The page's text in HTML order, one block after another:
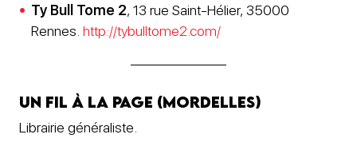
Ty Bull Tome 2, 13 rue Saint-Hélier, 35000
Rennes. http://tybulltome2.com/
Un fil à la page (Mordelles)
Librairie généraliste.